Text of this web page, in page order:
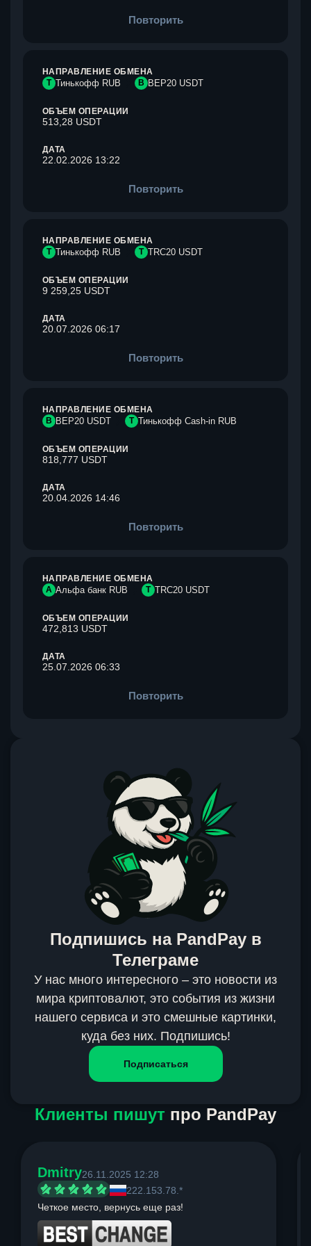
Повторить
НАПРАВЛЕНИЕ ОБМЕНА
Т Тинькофф RUB B BEP20 USDT
ОБЪЕМ ОПЕРАЦИИ
513,28 USDT
ДАТА
22.02.2026 13:22
Повторить
НАПРАВЛЕНИЕ ОБМЕНА
Т Тинькофф RUB T TRC20 USDT
ОБЪЕМ ОПЕРАЦИИ
9 259,25 USDT
ДАТА
20.07.2026 06:17
Повторить
НАПРАВЛЕНИЕ ОБМЕНА
B BEP20 USDT Т Тинькофф Cash-in RUB
ОБЪЕМ ОПЕРАЦИИ
818,777 USDT
ДАТА
20.04.2026 14:46
Повторить
НАПРАВЛЕНИЕ ОБМЕНА
А Альфа банк RUB T TRC20 USDT
ОБЪЕМ ОПЕРАЦИИ
472,813 USDT
ДАТА
25.07.2026 06:33
Повторить
Подпишись на PandPay в
Телеграме
У нас много интересного – это новости из
мира криптовалют, это события из жизни
нашего сервиса и это смешные картинки,
куда без них. Подпишись!
Подписаться
Клиенты пишут про PandPay
Dmitry26.11.2025 12:28
222.153.78.*
Четкое место, вернусь еще раз!